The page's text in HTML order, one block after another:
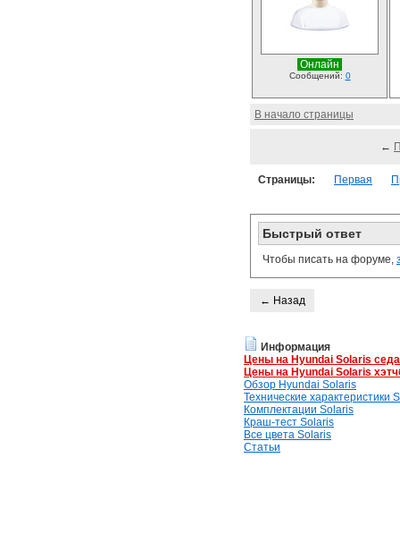
Онлайн
Сообщений: 0
В начало страницы
←
Страницы: Первая
Быстрый ответ
Чтобы писать на форуме,
← Назад
Информация
Цены на Hyundai Solaris
Цены на Hyundai Solaris
Обзор Hyundai Solaris
Технические характеристики
Комплектации Solaris
Краш-тест Solaris
Все цвета Solaris
Статьи